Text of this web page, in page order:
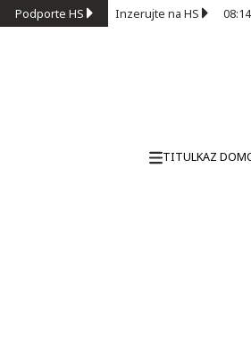
Podporte HS Inzerujte na HS 08:14
TITULKAZ